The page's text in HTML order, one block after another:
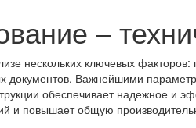
–
нескольких ключевых
документов. Важнейшими
обеспечивает надежное и
и повышает общую